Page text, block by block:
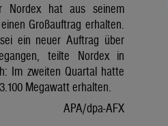
Nordex hat aus seinem
Großauftrag erhalten.
ein neuer Auftrag über
teilte Nordex in
Im zweiten Quartal hatte
Megawatt erhalten.
APA/dpa-AFX